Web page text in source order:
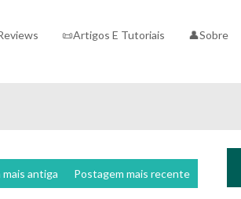
📜Artigos E Tutoriais 👤Sobre
Postagem mais recente
antiga